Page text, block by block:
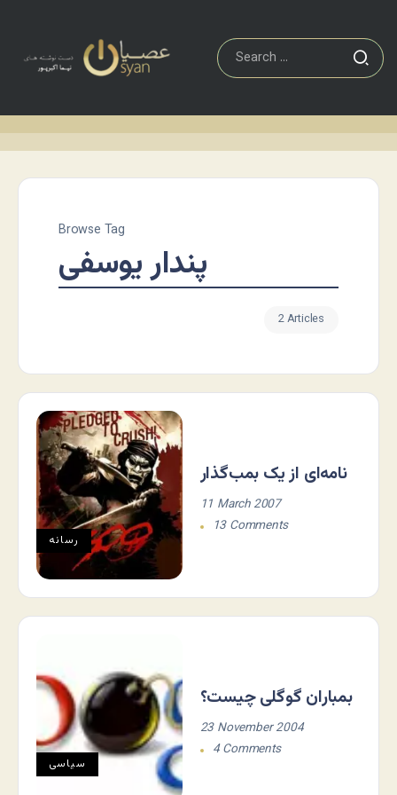
Browse Tag
پندار یوسفی
2 Articles
رسانه
نامه‌ای از یک بمب‌گذار
11 March 2007
13 Comments
سياسی
بمباران گوگلی چیست؟
23 November 2004
4 Comments